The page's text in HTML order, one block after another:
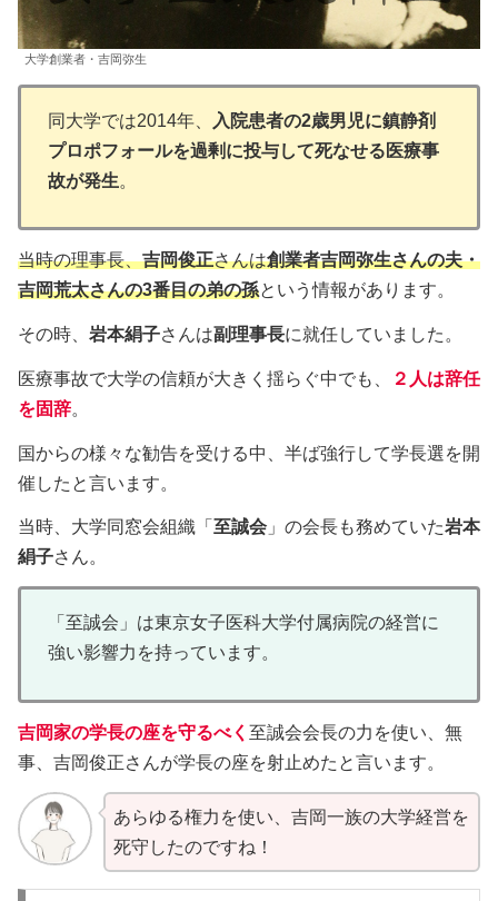
大学創業者・吉岡弥生
同大学では2014年、
入院患者の2歳男児に鎮静剤
プロポフォールを過剰に投与して死なせる医療事
故が発生。
当時の理事長、吉岡俊正さんは創業者吉岡弥生さんの夫・
吉岡荒太さんの3番目の弟の孫という情報があります。
その時、 岩本絹子さんは副理事長に就任していました。
医療事故で大学の信頼が大きく揺らぐ中でも、
２人は辞任
を固辞。
国からの様々な勧告を受ける中、半ば強行して学長選を開
催したと言います。
当時、大学同窓会組織「 至誠会 」の会長も務めていた岩本
絹子さん。
「至誠会」は東京女子医科大学付属病院の経営に
強い影響力を持っています。
吉岡家の学長の座を守るべく 至誠会会長の力を使い、無
事、吉岡俊正さんが学長の座を射止めたと言います。
あらゆる権力を使い、吉岡一族の大学経営を
死守したのですね！